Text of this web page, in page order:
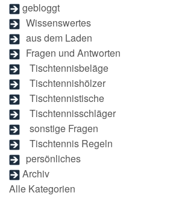
gebloggt
Wissenswertes
aus dem Laden
Fragen und Antworten
Tischtennisbeläge
Tischtennishölzer
Tischtennistische
Tischtennisschläger
sonstige Fragen
Tischtennis Regeln
persönliches
Archiv
Alle Kategorien